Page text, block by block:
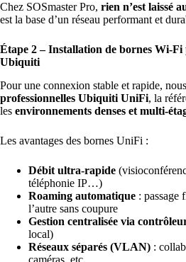
Chez SOSmaster Pro, rien n’est laissé
est la base d’un réseau performant et
Étape 2 – Installation de bornes Wi-Fi
Ubiquiti
Pour une connexion stable et rapide,
professionnelles Ubiquiti UniFi, la
les environnements denses et multi-
Les avantages des bornes UniFi :
Débit ultra-rapide
téléphonie IP…)
Roaming automatique : passage
l’autre sans coupure
Gestion centralisée via
local)
Réseaux séparés (VLAN) :
caméras, etc.